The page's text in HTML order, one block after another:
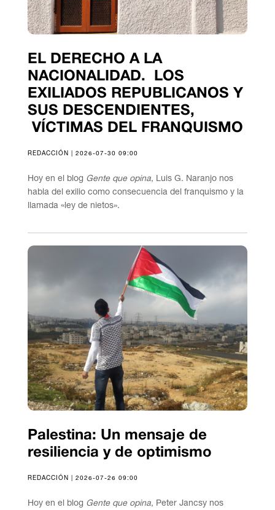
EL DERECHO A LA
NACIONALIDAD. LOS
EXILIADOS REPUBLICANOS Y
SUS DESCENDIENTES,
VÍCTIMAS DEL FRANQUISMO
REDACCIÓN | 2026-07-30 09:00
Hoy en el blog Gente que opina, Luis G. Naranjo nos
habla del exilio como consecuencia del franquismo y la
llamada «ley de nietos».
Palestina: Un mensaje de
resiliencia y de optimismo
REDACCIÓN | 2026-07-26 09:00
Hoy en el blog Gente que opina, Peter Jancsy nos